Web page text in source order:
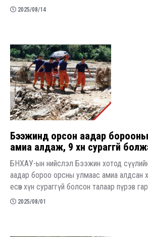
2025/08/14
Бээжинд орсон аадар борооны
амиа алдаж, 9 хүн сураггүй
БНХАУ-ын нийслэл Бээжин хотод сүүлийн
аадар бороо орсны улмаас амиа алдсан
есөн хүн сураггүй болсон талаар пүрэв
2025/08/01